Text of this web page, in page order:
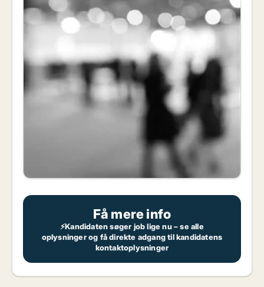
Få mere info
⚡Kandidaten søger job lige nu – se alle
oplysninger og få direkte adgang til kandidatens
kontaktoplysninger